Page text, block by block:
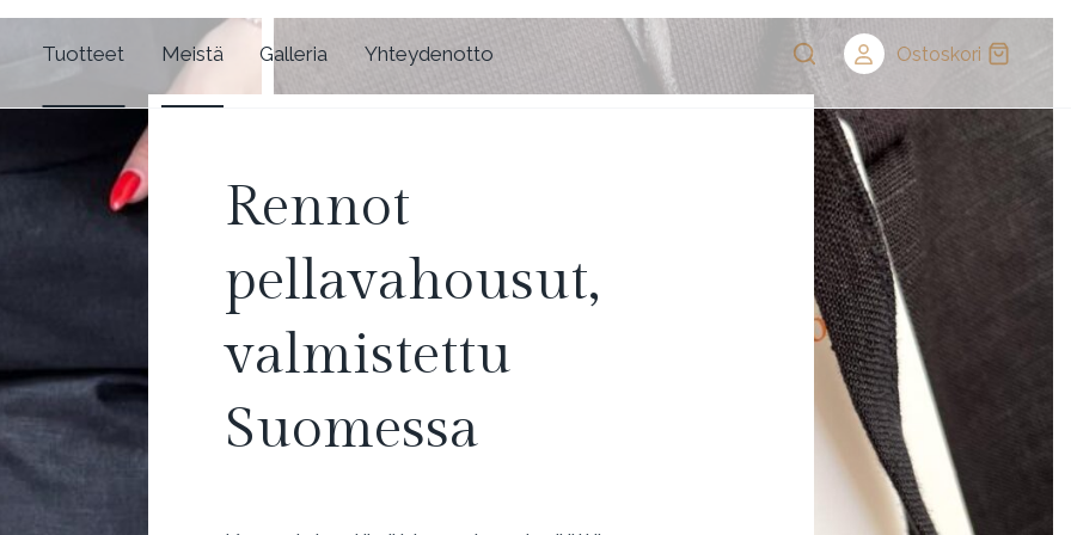
Tuotteet Meistä Galleria Yhteydenotto Ostoskori
Rennot
pellavahousut,
valmistettu
Suomessa